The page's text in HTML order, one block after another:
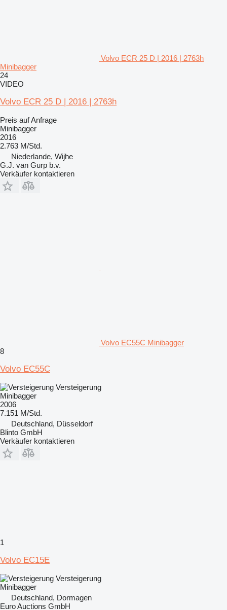
Volvo ECR 25 D | 2016 | 2763h
Minibagger
24
VIDEO
Volvo ECR 25 D | 2016 | 2763h
Preis auf Anfrage
Minibagger
2016
2.763 M/Std.
Niederlande, Wijhe
G.J. van Gurp b.v.
Verkäufer kontaktieren
Volvo EC55C Minibagger
8
Volvo EC55C
Versteigerung
Minibagger
2006
7.151 M/Std.
Deutschland, Düsseldorf
Blinto GmbH
Verkäufer kontaktieren
1
Volvo EC15E
Versteigerung
Minibagger
Deutschland, Dormagen
Euro Auctions GmbH